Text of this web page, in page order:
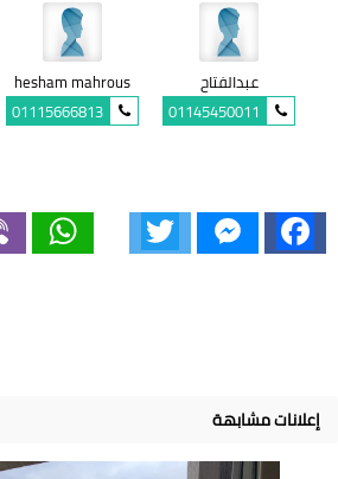
عبدالفتاح
01145450011
hesham mahrous
01115666813
Facebook
Messenger
إعلانات مشابهة